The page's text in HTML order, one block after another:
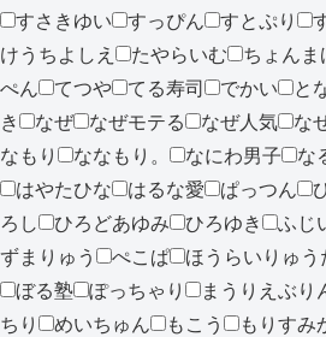
すさきゆい
すっぴん すとぷり
けうちよしえ
たやらいむ ちょんま
ぺん
てつや てる寿司 でかい と
き
なぜ なぜモテる なぜ人気 な
なもり
ななもり。 なにわ男子 な
はやたひな
はるな愛 ぱっつん
ろし
ひろどあゆみ ひろゆき ふじ
ずまりゅう
ぺこぱ ほうらいりゅう
ぼる塾
ぽっちゃり まうりえぶり
ちり
めいちゅん もこう もりすみ